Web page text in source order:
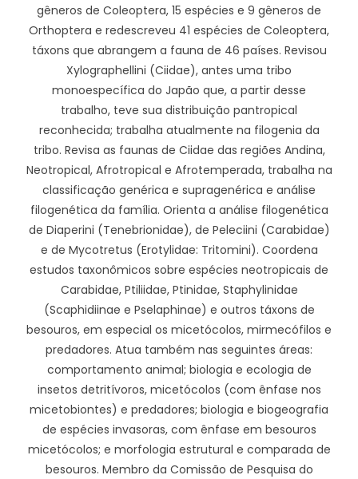
gêneros de Coleoptera, 15 espécies e 9 gêneros de
Orthoptera e redescreveu 41 espécies de Coleoptera,
táxons que abrangem a fauna de 46 países. Revisou
Xylographellini (Ciidae), antes uma tribo
monoespecífica do Japão que, a partir desse
trabalho, teve sua distribuição pantropical
reconhecida; trabalha atualmente na filogenia da
tribo. Revisa as faunas de Ciidae das regiões Andina,
Neotropical, Afrotropical e Afrotemperada, trabalha na
classificação genérica e supragenérica e análise
filogenética da família. Orienta a análise filogenética
de Diaperini (Tenebrionidae), de Peleciini (Carabidae)
e de Mycotretus (Erotylidae: Tritomini). Coordena
estudos taxonômicos sobre espécies neotropicais de
Carabidae, Ptiliidae, Ptinidae, Staphylinidae
(Scaphidiinae e Pselaphinae) e outros táxons de
besouros, em especial os micetócolos, mirmecófilos e
predadores. Atua também nas seguintes áreas:
comportamento animal; biologia e ecologia de
insetos detritívoros, micetócolos (com ênfase nos
micetobiontes) e predadores; biologia e biogeografia
de espécies invasoras, com ênfase em besouros
micetócolos; e morfologia estrutural e comparada de
besouros. Membro da Comissão de Pesquisa do